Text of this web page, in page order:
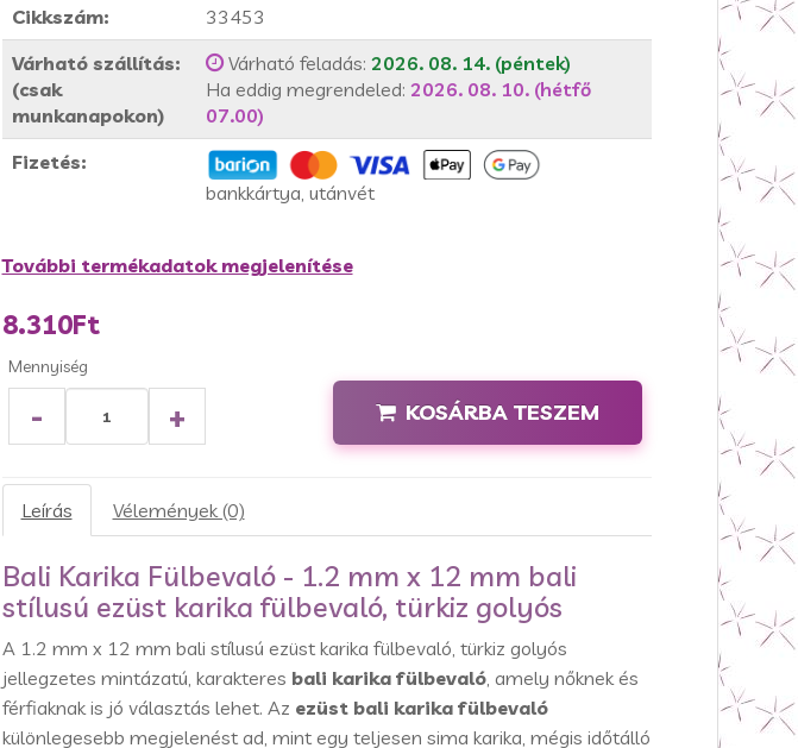
Cikkszám:
33453
Várható szállítás:
(csak
munkanapokon)
Várható feladás: 2026. 08. 14. (péntek)
Ha eddig megrendeled: 2026. 08. 10. (hétfő
07.00)
Fizetés:
bankkártya, utánvét
További termékadatok megjelenítése
8.310Ft
Mennyiség
- + KOSÁRBA TESZEM
Leírás Vélemények (0)
Bali Karika Fülbevaló - 1.2 mm x 12 mm bali
stílusú ezüst karika fülbevaló, türkiz golyós
A 1.2 mm x 12 mm bali stílusú ezüst karika fülbevaló, türkiz golyós
jellegzetes mintázatú, karakteres bali karika fülbevaló, amely nőknek és
férfiaknak is jó választás lehet. Az ezüst bali karika fülbevaló
különlegesebb megjelenést ad, mint egy teljesen sima karika, mégis időtálló